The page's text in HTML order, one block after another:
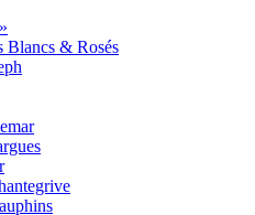
Blancs & Rosés